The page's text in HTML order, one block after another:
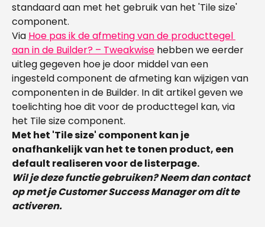
standaard aan met het gebruik van het 'Tile size'
component.
Via Hoe pas ik de afmeting van de producttegel
aan in de Builder? – Tweakwise hebben we eerder
uitleg gegeven hoe je door middel van een
ingesteld component de afmeting kan wijzigen van
componenten in de Builder. In dit artikel geven we
toelichting hoe dit voor de producttegel kan, via
het Tile size component.
Met het 'Tile size' component kan je
onafhankelijk van het te tonen product, een
default realiseren voor de listerpage.
Wil je deze functie gebruiken? Neem dan contact
op met je Customer Success Manager om dit te
activeren.